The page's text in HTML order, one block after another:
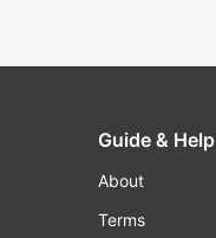
Guide & Help
About
Terms